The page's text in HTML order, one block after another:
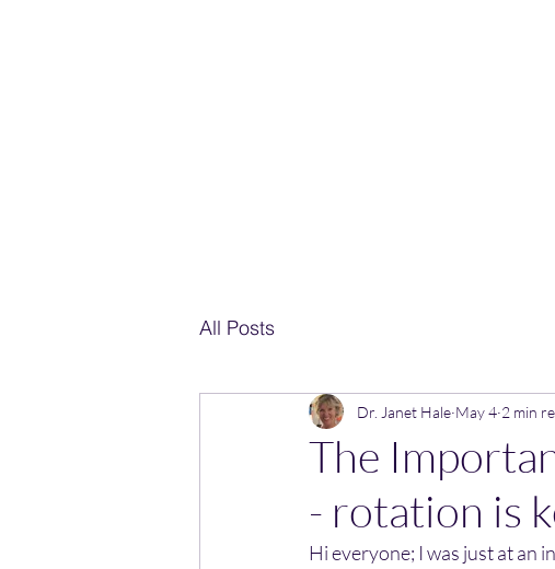
All Posts
The
- rotation is
Dr. Janet Hale May 4 2 min
Hi everyone; I was just at an